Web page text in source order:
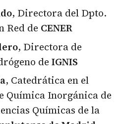
, Directora del Dpto.
Red de CENER
, Directora de
de IGNIS
, Catedrática en el
Química Inorgánica de
Químicas de la